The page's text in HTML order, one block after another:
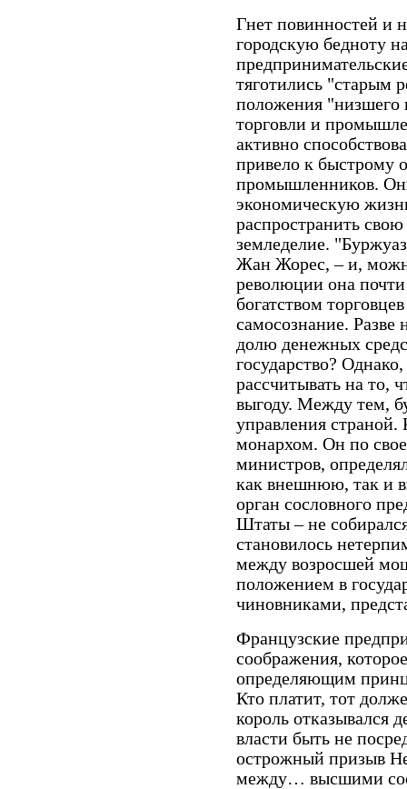
Гнет повинностей и
городскую бедноту
тяготились "старым
положения "низшего
торговли и
активно
привело к быстрому
промышленников.
экономическую
распространить
земледелие.
Жан Жорес, – и,
революции она
богатством
самосознание. Разве
долю денежных
государство?
рассчитывать на то,
выгоду. Между тем,
управления
монархом. Он по
министров,
как внешнюю, так и
орган сословного
Штаты – не
становилось
между возросшей
положением в
чиновниками,
Французские
соображения,
определяющим
Кто платит, тот
король отказывался
власти быть не
острожный призыв
между… высшими